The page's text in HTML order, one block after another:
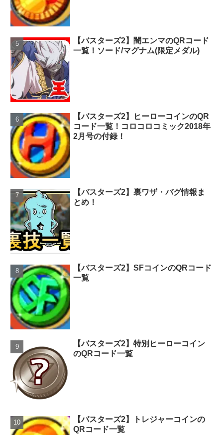
【バスターズ2】闇エンマのQRコード
一覧！ソード/マグナム(限定メダル)
【バスターズ2】ヒーローコインのQR
コード一覧！コロコロコミック2018年
2月号の付録！
【バスターズ2】裏ワザ・バグ情報ま
とめ！
【バスターズ2】SFコインのQRコード
一覧
【バスターズ2】特別ヒーローコイン
のQRコード一覧
【バスターズ2】トレジャーコインの
QRコード一覧